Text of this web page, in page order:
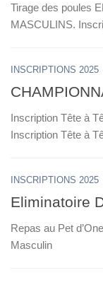
Tirage des poules
MASCULINS.
INSCRIPTIONS 2025
Inscription Tête à
Inscription Tête à
INSCRIPTIONS 2025
Eliminatoire
Repas au Pet
Masculin